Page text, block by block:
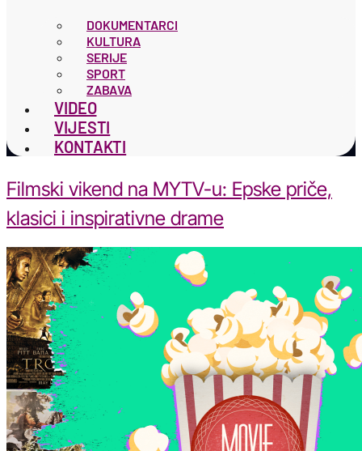
DOKUMENTARCI
KULTURA
SERIJE
SPORT
ZABAVA
VIDEO
VIJESTI
KONTAKTI
Filmski vikend na MYTV-u: Epske priče,
klasici i inspirativne drame